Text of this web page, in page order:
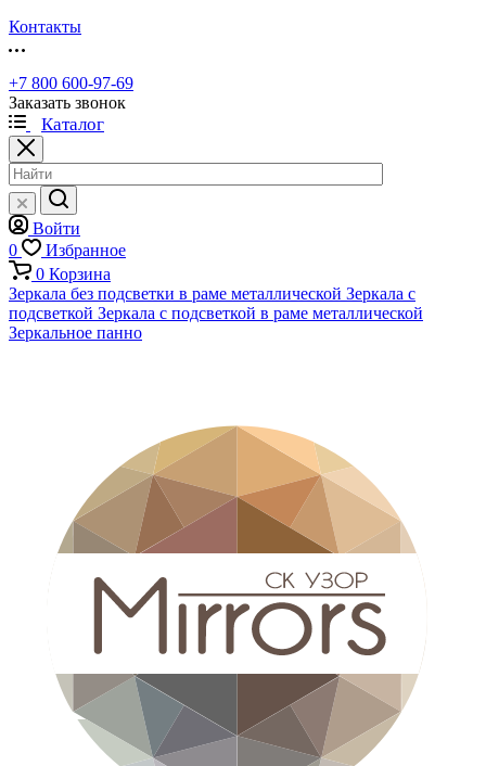
Контакты
+7 800 600-97-69
Заказать звонок
Каталог
Войти
0
Избранное
0 Корзина
Зеркала без подсветки в раме металлической Зеркала с
подсветкой Зеркала с подсветкой в раме металлической
Зеркальное панно